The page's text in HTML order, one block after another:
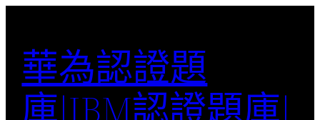
華為認證題
庫|IBM認證題庫|